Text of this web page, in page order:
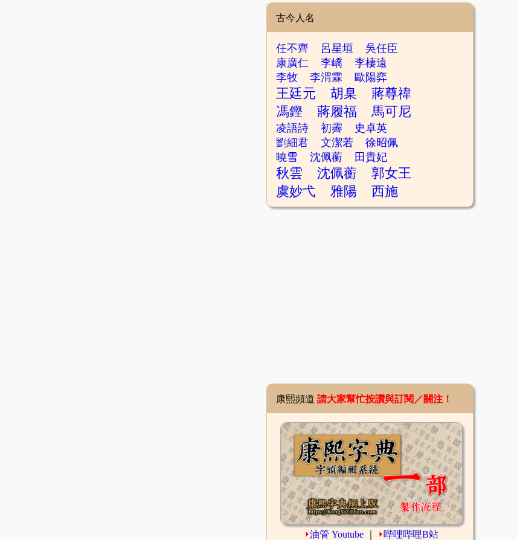
古今人名
任不齊 呂星垣
吳任臣
康廣仁
李嶠
李棲遠
李牧
李渭霖 歐陽弈
王廷元 胡臬
蔣尊禕
馮鏗
蔣履福 馬可尼
凌語詩 初霽
史卓英
劉細君
文潔若
徐昭佩
曉雪
沈佩蘅 田貴妃
秋雲 沈佩蘅
郭女王
虞妙弋
雅陽 西施
康熙頻道 請大家幫忙按讚與訂閱／關注！
⏵油管 Youtube ⏵哔哩哔哩B站